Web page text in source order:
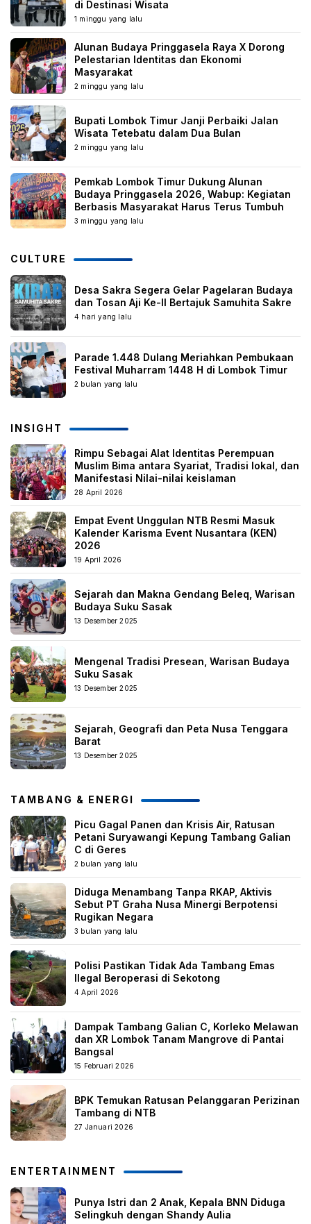
di Destinasi Wisata
1 minggu yang lalu
Alunan Budaya Pringgasela Raya X Dorong
Pelestarian Identitas dan Ekonomi
Masyarakat
2 minggu yang lalu
Bupati Lombok Timur Janji Perbaiki Jalan
Wisata Tetebatu dalam Dua Bulan
2 minggu yang lalu
Pemkab Lombok Timur Dukung Alunan
Budaya Pringgasela 2026, Wabup: Kegiatan
Berbasis Masyarakat Harus Terus Tumbuh
3 minggu yang lalu
CULTURE
Desa Sakra Segera Gelar Pagelaran Budaya
dan Tosan Aji Ke-II Bertajuk Samuhita Sakre
4 hari yang lalu
Parade 1.448 Dulang Meriahkan Pembukaan
Festival Muharram 1448 H di Lombok Timur
2 bulan yang lalu
INSIGHT
Rimpu Sebagai Alat Identitas Perempuan
Muslim Bima antara Syariat, Tradisi lokal, dan
Manifestasi Nilai-nilai keislaman
28 April 2026
Empat Event Unggulan NTB Resmi Masuk
Kalender Karisma Event Nusantara (KEN)
2026
19 April 2026
Sejarah dan Makna Gendang Beleq, Warisan
Budaya Suku Sasak
13 Desember 2025
Mengenal Tradisi Presean, Warisan Budaya
Suku Sasak
13 Desember 2025
Sejarah, Geografi dan Peta Nusa Tenggara
Barat
13 Desember 2025
TAMBANG & ENERGI
Picu Gagal Panen dan Krisis Air, Ratusan
Petani Suryawangi Kepung Tambang Galian
C di Geres
2 bulan yang lalu
Diduga Menambang Tanpa RKAP, Aktivis
Sebut PT Graha Nusa Minergi Berpotensi
Rugikan Negara
3 bulan yang lalu
Polisi Pastikan Tidak Ada Tambang Emas
Ilegal Beroperasi di Sekotong
4 April 2026
Dampak Tambang Galian C, Korleko Melawan
dan XR Lombok Tanam Mangrove di Pantai
Bangsal
15 Februari 2026
BPK Temukan Ratusan Pelanggaran Perizinan
Tambang di NTB
27 Januari 2026
ENTERTAINMENT
Punya Istri dan 2 Anak, Kepala BNN Diduga
Selingkuh dengan Shandy Aulia